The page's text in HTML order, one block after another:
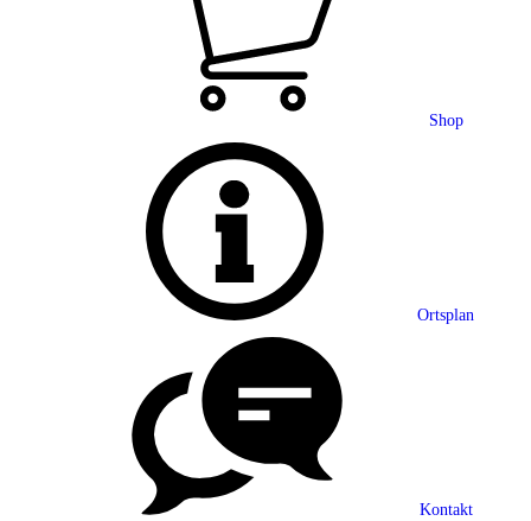
Shop
Ortsplan
Kontakt
Grußwort
Ortsplan
Partnerschaft
Statistik
Mitteilungsblatt